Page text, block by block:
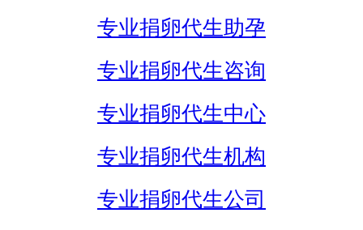
专业捐卵代生助孕
专业捐卵代生咨询
专业捐卵代生中心
专业捐卵代生机构
专业捐卵代生公司